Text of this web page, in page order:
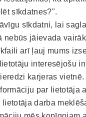
sīkdatnes?".
sīkdatni, lai
nebūs jāievada
arī ļauj mums
interesējošu
karjeras vietnē.
par lietotāja
darba